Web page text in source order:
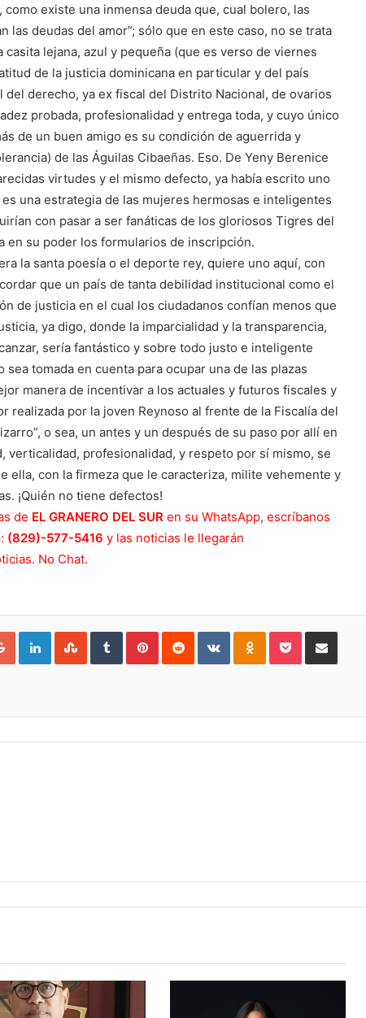
como existe una inmensa deuda que, cual bolero, las
las deudas del amor”; sólo que en este caso, no se trata
lejana, azul y pequeña (que es verso de viernes
de la justicia dominicana en particular y del país
derecho, ya ex fiscal del Distrito Nacional, de ovarios
probada, profesionalidad y entrega toda, y cuyo único
de un buen amigo es su condición de aguerrida y
de las Águilas Cibaeñas. Eso. De Yeny Berenice
virtudes y el mismo defecto, ya había escrito uno
una estrategia de las mujeres hermosas e inteligentes
con pasar a ser fanáticas de los gloriosos Tigres del
en su poder los formularios de inscripción.
la santa poesía o el deporte rey, quiere uno aquí, con
que un país de tanta debilidad institucional como el
de justicia en el cual los ciudadanos confían menos que
ya digo, donde la imparcialidad y la transparencia,
sería fantástico y sobre todo justo e inteligente
tomada en cuenta para ocupar una de las plazas
manera de incentivar a los actuales y futuros fiscales y
realizada por la joven Reynoso al frente de la Fiscalía del
o sea, un antes y un después de su paso por allí en
verticalidad, profesionalidad, y respeto por sí mismo, se
ella, con la firmeza que le caracteriza, milite vehemente y
¡Quién no tiene defectos!
de EL GRANERO DEL SUR en su WhatsApp, escríbanos
(829)-577-5416 y las noticias le llegarán
No Chat.
Google+LinkedInStumbleUpon
TumblrPinterestReddit VKontakteOdnoklassniki
PocketCompartir por Correo